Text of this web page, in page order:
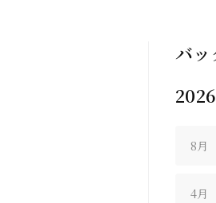
バッ
2026
8月
4月